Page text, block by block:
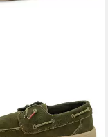
WORLDNautico
Bootsschuh